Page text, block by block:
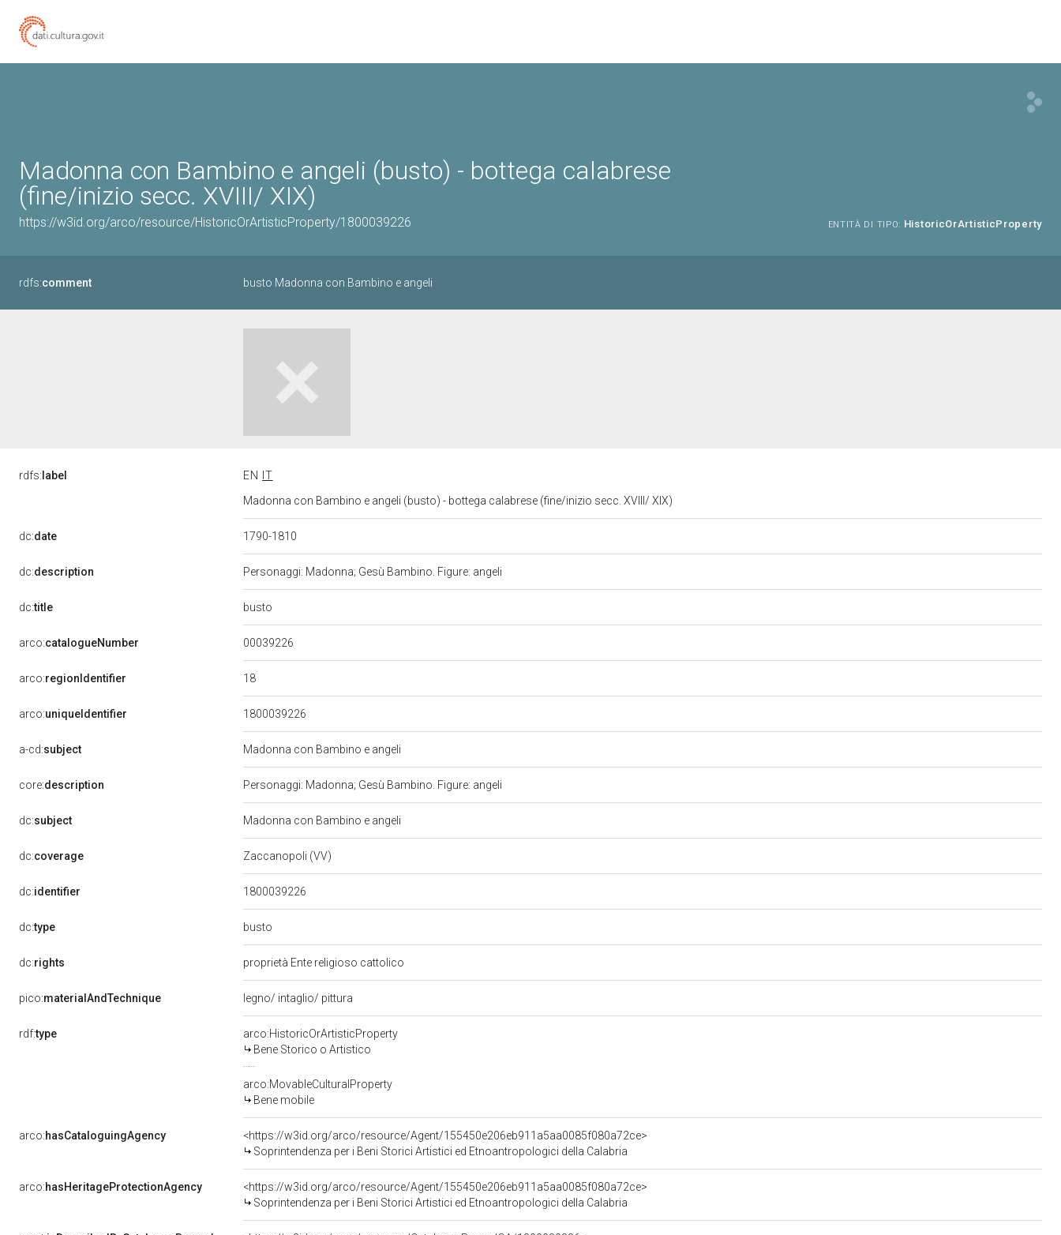
Madonna con Bambino e angeli (busto) - bottega calabrese
(fine/inizio secc. XVIII/ XIX)
https://w3id.org/arco/resource/HistoricOrArtisticProperty/1800039226 ENTITÀ DI TIPO: HistoricOrArtisticProperty
rdfs:comment busto Madonna con Bambino e angeli
rdfs: label EN
IT
Madonna con Bambino e angeli (busto) - bottega calabrese (fine/inizio secc. XVIII/ XIX)
dc:date 1790-1810
dc:description Personaggi: Madonna; Gesù Bambino. Figure: angeli
dc:title busto
arco:catalogueNumber 00039226
arco:regionIdentifier 18
arco:uniqueIdentifier 1800039226
a-cd:subject Madonna con Bambino e angeli
core:description Personaggi: Madonna; Gesù Bambino. Figure: angeli
dc:subject Madonna con Bambino e angeli
dc:coverage Zaccanopoli (VV)
dc:identifier 1800039226
dc:type busto
dc:rights proprietà Ente religioso cattolico
pico:materialAndTechnique legno/ intaglio/ pittura
rdf:type
arco:HistoricOrArtisticProperty
Bene Storico o Artistico
arco:MovableCulturalProperty
Bene mobile
arco:hasCataloguingAgency
<https://w3id.org/arco/resource/Agent/155450e206eb911a5aa0085f080a72ce>
Soprintendenza per i Beni Storici Artistici ed Etnoantropologici della Calabria
arco:hasHeritageProtectionAgency
<https://w3id.org/arco/resource/Agent/155450e206eb911a5aa0085f080a72ce>
Soprintendenza per i Beni Storici Artistici ed Etnoantropologici della Calabria